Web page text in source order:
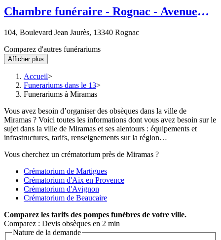
Chambre funéraire - Rognac - Avenue
104, Boulevard Jean Jaurès, 13340 Rognac
Comparez d'autres funérariums
Afficher plus
Accueil
Funerariums dans le 13
Funerariums à Miramas
Vous avez besoin d’organiser des obsèques dans la ville de
Miramas ? Voici toutes les informations dont vous avez besoin sur le
sujet dans la ville de Miramas et ses alentours : équipements et
infrastructures, tarifs, renseignements sur la région…
Vous cherchez un crématorium près de Miramas ?
Crématorium de Martigues
Crématorium d'Aix en Provence
Crématorium d'Avignon
Crématorium de Beaucaire
Comparez les tarifs des pompes funèbres de votre ville.
Comparez : Devis obsèques en 2 min
Nature de la demande